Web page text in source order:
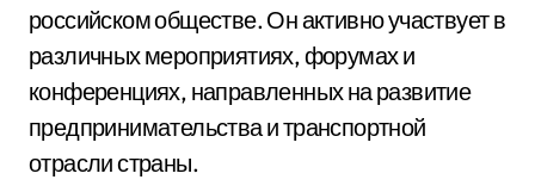
российском обществе. Он активно участвует в
различных мероприятиях, форумах и
конференциях, направленных на развитие
предпринимательства и транспортной
отрасли страны.